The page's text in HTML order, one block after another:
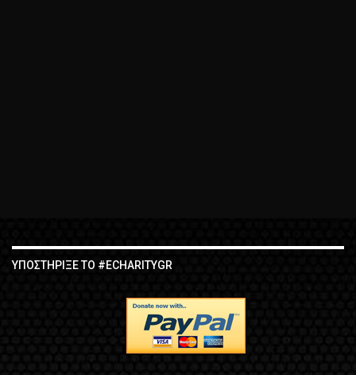
ΥΠΟΣΤΉΡΙΞΕ ΤΟ #ECHARITYGR